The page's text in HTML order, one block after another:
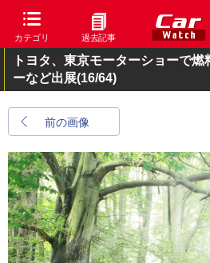
カテゴリ 過去記事
トヨタ、東京モーターショーで
ーなど出展(16/64)
前の画像